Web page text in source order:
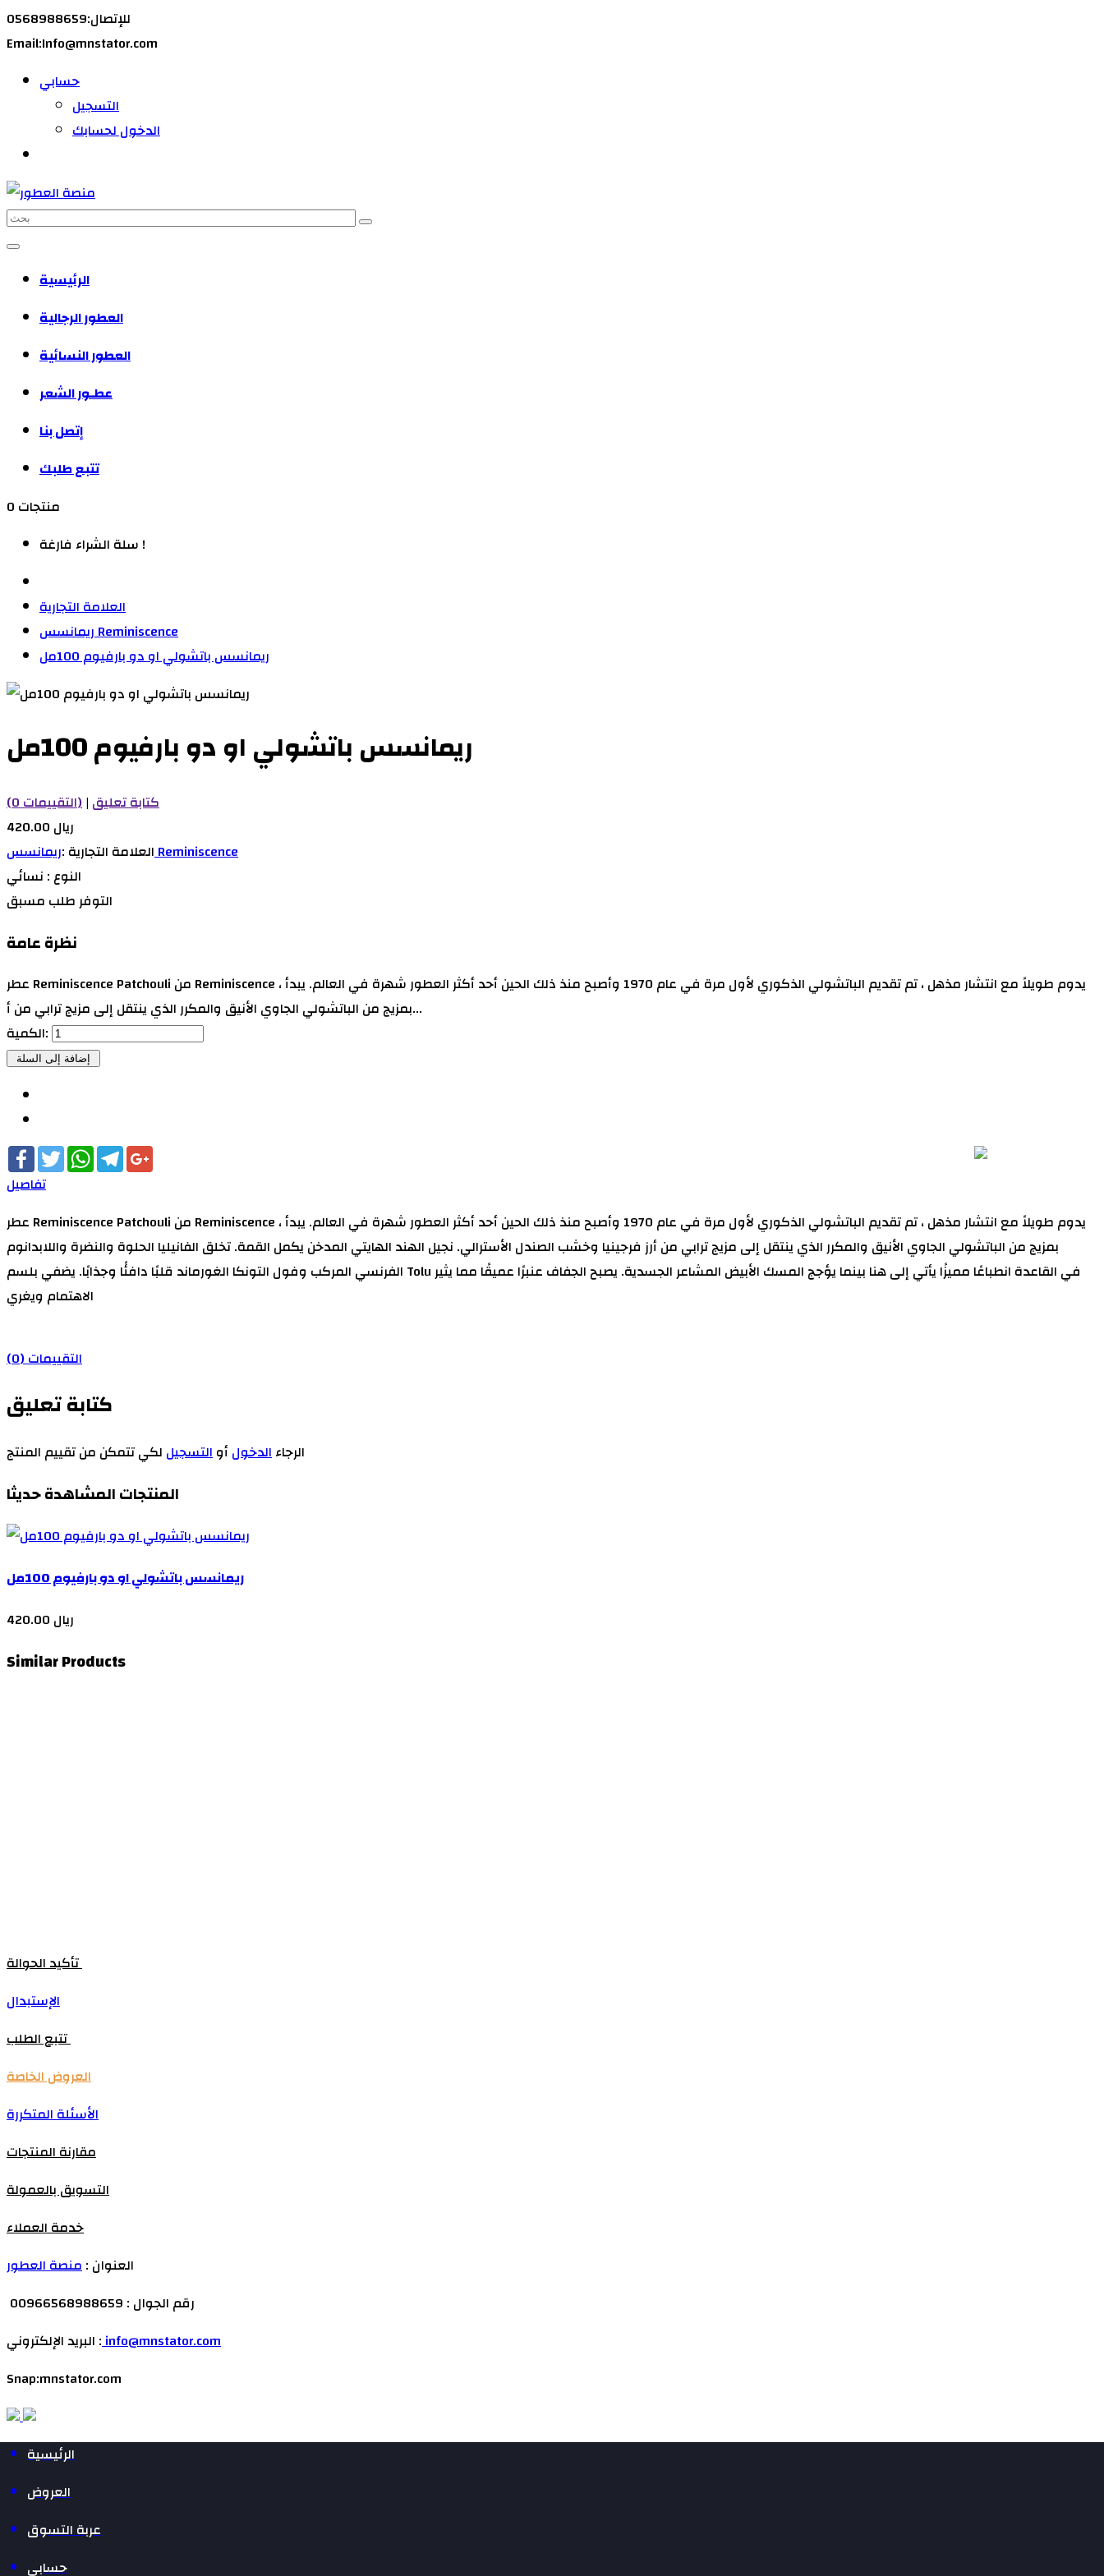
للإتصال:0568988659
Email:Info@mnstator.com
حسابي
التسجيل
الدخول لحسابك
الرئيسية
العطور الرجالية
العطور النسائية
عطـور الشعر
إتصل بنا
تتبع طلبك
0 منتجات
سلة الشراء فارغة !
العلامة التجارية
ريمانسس Reminiscence
ريمانسس باتشولي او دو بارفيوم 100مل
ريمانسس باتشولي او دو بارفيوم 100مل
(0 التقييمات)| كتابة تعليق
420.00 ريال
العلامة التجارية :ريمانسس Reminiscence
النوع : نسائي
التوفرطلب مسبق
نظرة عامة
عطر Reminiscence Patchouli من Reminiscence ، يدوم طويلاً مع انتشار مذهل ، تم تقديم الباتشولي الذكوري لأول مرة في عام 1970 وأصبح منذ ذلك الحين أحد أكثر العطور شهرة في العالم. يبدأ
بمزيج من الباتشولي الجاوي الأنيق والمكرر الذي ينتقل إلى مزيج ترابي من أ...
الكمية:
Facebook
TwitterWhatsApp
Telegram
تفاصيل
عطر Reminiscence Patchouli من Reminiscence ، يدوم طويلاً مع انتشار مذهل ، تم تقديم الباتشولي الذكوري لأول مرة في عام 1970 وأصبح منذ ذلك الحين أحد أكثر العطور شهرة في العالم. يبدأ
بمزيج من الباتشولي الجاوي الأنيق والمكرر الذي ينتقل إلى مزيج ترابي من أرز فرجينيا وخشب الصندل الأسترالي. نجيل الهند الهايتي المدخن يكمل القمة. تخلق الفانيليا الحلوة والنضرة واللابدانوم
الفرنسي المركب وفول التونكا الغورماند قلبًا دافئًا وجذابًا. يضفي بلسم Tolu في القاعدة انطباعًا مميزًا يأتي إلى هنا بينما يؤجج المسك الأبيض المشاعر الجسدية. يصبح الجفاف عنبرًا عميقًا مما يثير
الاهتمام ويغري
التقييمات (0)
كتابة تعليق
الرجاءالدخولأوالتسجيل لكي تتمكن من تقييم المنتج
المنتجات المشاهدة حديثا
ريمانسس باتشولي او دو بارفيوم 100مل
420.00 ريال
Similar Products
تأكيد الحوالة
الإستبدال
تتبع الطلب
العروض الخاصة
الأسئلة المتكررة
مقارنة المنتجات
التسويق بالعمولة
خدمة العملاء
العنوان :منصة العطور
رقم الجوال : 00966568988659
البريد الإلكتروني :info@mnstator.com
Snap:mnstator.com
الرئيسية
العروض
عربة التسوق
حسابي